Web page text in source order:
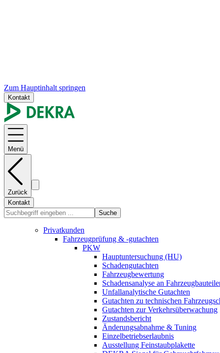
Zum Hauptinhalt springen
Kontakt
Menü
Zurück
Kontakt
Suche
Privatkunden
Fahrzeugprüfung & -gutachten
PKW
Hauptuntersuchung (HU)
Schadengutachten
Fahrzeugbewertung
Schadensanalyse an
Unfallanalytische Gutachten
Gutachten zu technischen
Gutachten zur Verkehrsüberwachung
Zustandsbericht
Änderungsabnahme & Tuning
Einzelbetriebserlaubnis
Ausstellung Feinstaubplakette